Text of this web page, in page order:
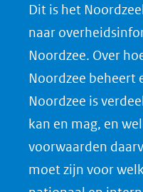
Dit is het
naar
Noordzee. Over
Noordzee beheert
Noordzee is
kan en mag, en
voorwaarden
moet zijn voor